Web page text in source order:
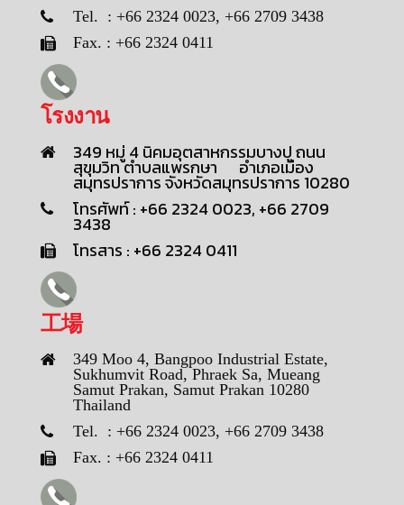
Tel. : +66 2324 0023, +66 2709 3438
Fax. : +66 2324 0411
โรงงาน
349 หมู่ 4 นิคมอุตสาหกรรมบางปู ถนน
สุขุมวิท ตำบลแพรกษา อำเภอเมือง
สมุทรปราการ จังหวัดสมุทรปราการ 10280
โทรศัพท์ : +66 2324 0023, +66 2709
3438
โทรสาร : +66 2324 0411
工場
349 Moo 4, Bangpoo Industrial Estate,
Sukhumvit Road, Phraek Sa, Mueang
Samut Prakan, Samut Prakan 10280
Thailand
Tel. : +66 2324 0023, +66 2709 3438
Fax. : +66 2324 0411